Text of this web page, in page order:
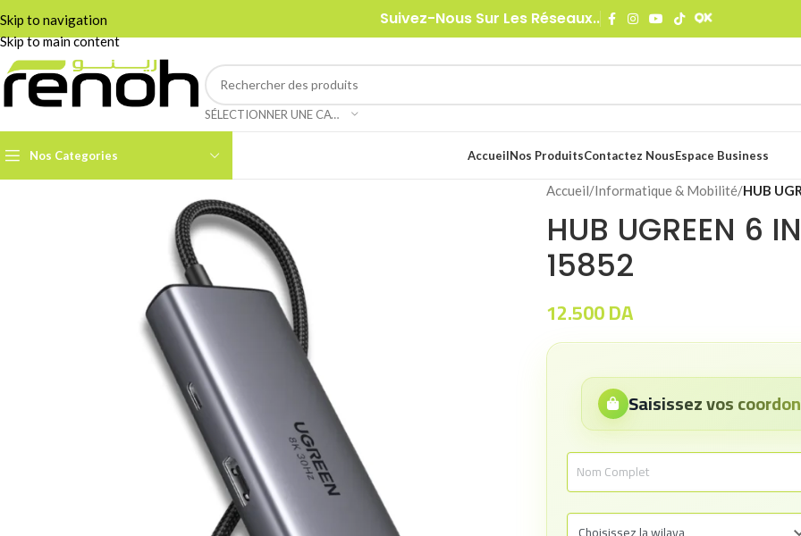
Skip to navigation
Skip to main content
Suivez-Nous Sur Les Réseaux..
SÉLECTIONNER UNE CATÉGORIE
Nos Categories
Adaptateurs &
Convertisseurs
Câbles Audio
Câbles Data & Réseau
Câbles Video
Cages & Grips Smartphone
Cartes de Capture Audio /
AccueilNos ProduitsContactez NousEspace Business
Accueil/Informatique & Mobilité/HUB
HUB UGREEN 6
15852
12.500DA
Saisissez vos